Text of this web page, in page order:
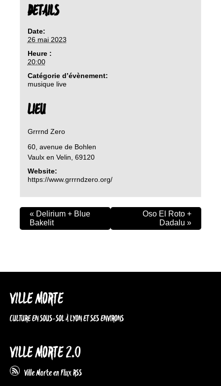
DETAILS
Date:
26 mai 2023
Heure :
20:00
Catégorie d’évènement:
musique live
LIEU
Grrrnd Zero
60, avenue de Bohlen
Vaulx en Velin 69120
Website:
https://www.grrrndzero.org/
« Delirium + Blue
Bakelit
Oso El Roto +
Dadalu »
VILLE MORTE
CULTURE EN SOUS-SOL À LYON ET SES ENVIRONS
VILLE MORTE 2.0
Ville Morte en Flux RSS